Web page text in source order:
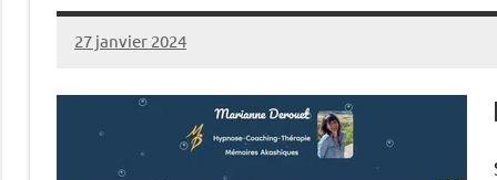
27 janvier 2024
annuairecoaching